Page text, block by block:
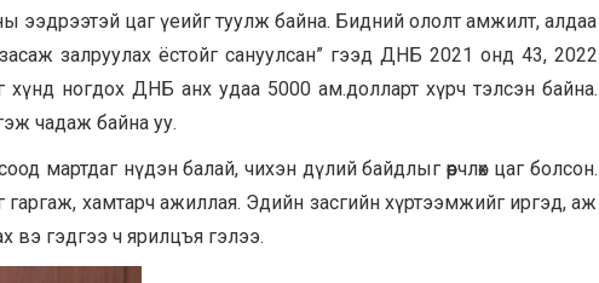
ээдрээтэй цаг үеийг туулж байна. Бидний ололт амжилт, алдаа
залруулах ёстойг сануулсан” гээд ДНБ 2021 онд 43, 2022
хүнд ногдох ДНБ анх удаа 5000 ам.долларт хүрч тэлсэн байна.
чадаж байна уу.
мартдаг нүдэн балай, чихэн дүлий байдлыг өөрчлөх цаг болсон.
хамтарч ажиллая. Эдийн засгийн хүртээмжийг иргэд, аж
вэ гэдгээ ч ярилцъя гэлээ.